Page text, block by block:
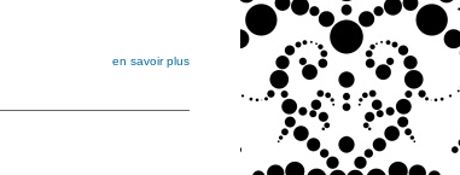
en savoir plus